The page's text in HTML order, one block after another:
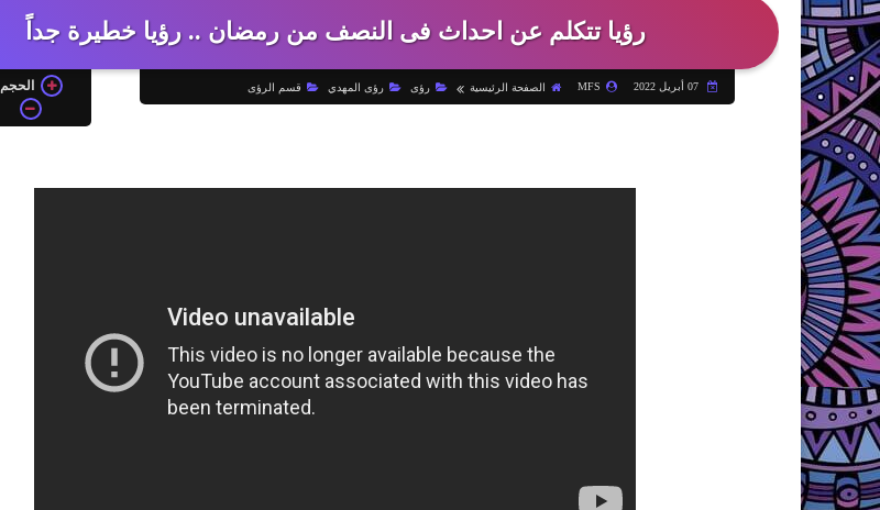
رؤيا تتكلم عن احداث فى النصف من رمضان .. رؤيا خطيرة جداً
07 أبريل 2022 MFS الصفحة الرئيسية رؤى رؤى المهدي قسم الرؤى الحجم